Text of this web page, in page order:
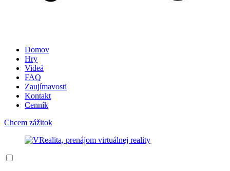
Domov
Hry
Videá
FAQ
Zaujímavosti
Kontakt
Cenník
Chcem zážitok